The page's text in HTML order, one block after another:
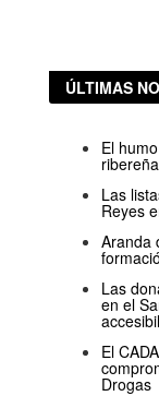
ÚLTIMAS
El
ribereña
Las
Reyes
Aranda
Las
en el
El
Drogas